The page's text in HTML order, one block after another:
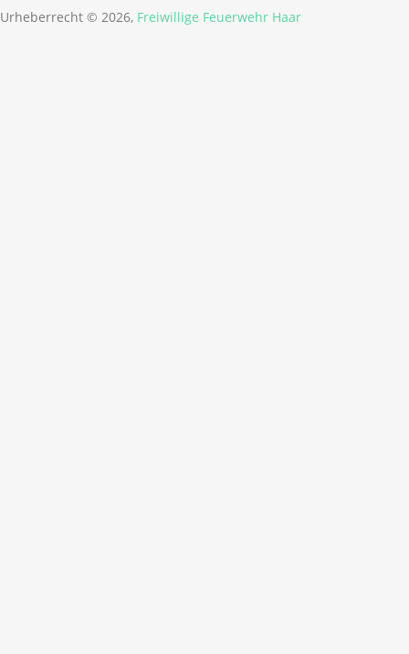
Urheberrecht © 2026, Freiwillige Feuerwehr Haar